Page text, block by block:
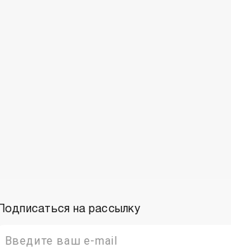
Подписаться на рассылку